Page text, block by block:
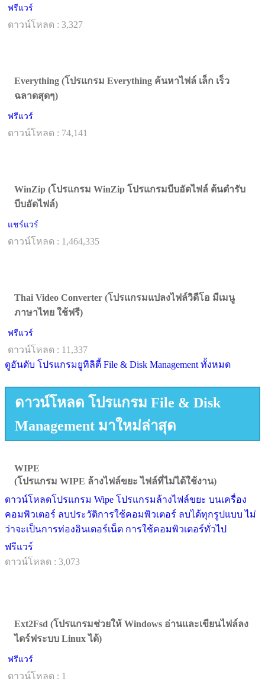
ฟรีแวร์
ดาวน์โหลด : 3,327
Everything (โปรแกรม Everything ค้นหาไฟล์ เล็ก เร็ว
ฉลาดสุดๆ)
ฟรีแวร์
ดาวน์โหลด : 74,141
WinZip (โปรแกรม WinZip โปรแกรมบีบอัดไฟล์ ต้นตำรับ
บีบอัดไฟล์)
แชร์แวร์
ดาวน์โหลด : 1,464,335
Thai Video Converter (โปรแกรมแปลงไฟล์วิดีโอ มีเมนู
ภาษาไทย ใช้ฟรี)
ฟรีแวร์
ดาวน์โหลด : 11,337
ดูอันดับ โปรแกรมยูทิลิตี้ File & Disk Management ทั้งหมด
ดาวน์โหลด โปรแกรม File & Disk
Management มาใหม่ล่าสุด
WIPE
(โปรแกรม WIPE ล้างไฟล์ขยะ ไฟล์ที่ไม่ได้ใช้งาน)
ดาวน์โหลดโปรแกรม Wipe โปรแกรมล้างไฟล์ขยะ บนเครื่อง
คอมพิวเตอร์ ลบประวัติการใช้คอมพิวเตอร์ ลบได้ทุกรูปแบบ ไม่
ว่าจะเป็นการท่องอินเตอร์เน็ต การใช้คอมพิวเตอร์ทั่วไป
ฟรีแวร์
ดาวน์โหลด : 3,073
Ext2Fsd (โปรแกรมช่วยให้ Windows อ่านและเขียนไฟล์ลง
ไดร์ฟระบบ Linux ได้)
ฟรีแวร์
ดาวน์โหลด : 1